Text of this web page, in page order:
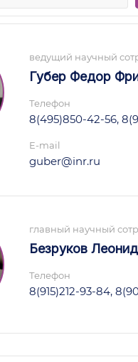
ведущий научный
Губер Федор
Телефон
8(495)850-42-56,
E-mail
guber@inr.ru
главный научный
Безруков
Телефон
8(915)212-93-84,